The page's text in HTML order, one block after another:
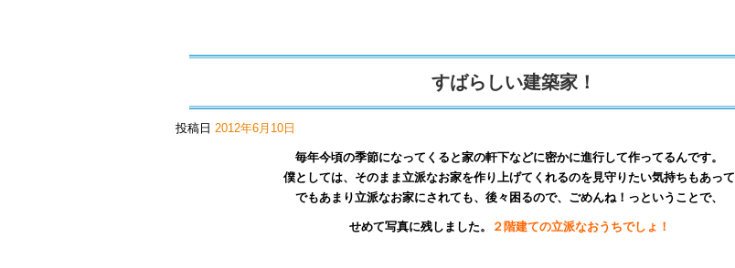
すばらしい建築家！
投稿日 2012年6月10日
毎年今頃の季節になってくると家の軒下などに密かに進行して作ってるんです。
僕としては、そのまま立派なお家を作り上げてくれるのを見守りたい気持ちもあって
でもあまり立派なお家にされても、後々困るので、ごめんね！っということで、
せめて写真に残しました。 ２階建ての立派なおうちでしょ！